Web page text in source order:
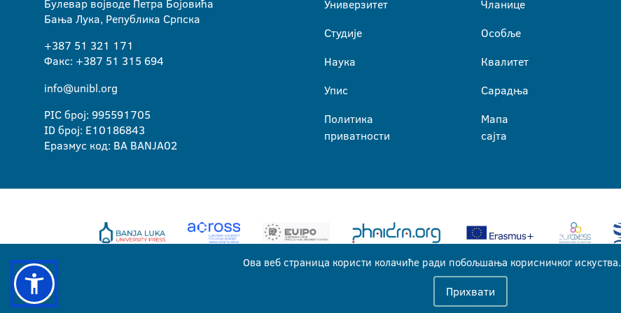
Булевар војводе Петра Бојовића
Бања Лука, Република Српска
+387 51 321 171
Факс: +387 51 315 694
info@unibl.org
PIC број: 995591705
ID број: E10186843
Еразмус код: BA BANJA02
Универзитет
Студије
Наука
Упис
Политика
приватности
Чланице
Особље
Квалитет
Сарадња
Мапа
сајта
Универзитет у Бањој Луци © 2026
Сва права задржана
Ова веб страница користи колачиће ради побољшања корисничког искуства.
Прихвати